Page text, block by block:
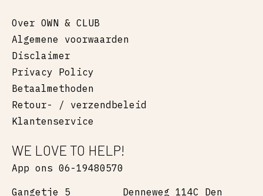
Over OWN & CLUB
Algemene voorwaarden
Disclaimer
Privacy Policy
Betaalmethoden
Retour- / verzendbeleid
Klantenservice
WE LOVE TO HELP!
App ons 06-19480570
Gangetje 5 Denneweg 114C Den